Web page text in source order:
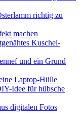
richtig zu
machen
Kuschel-
und ein Grund
Laptop-Hülle
Idee für hübsche
digitalen Fotos